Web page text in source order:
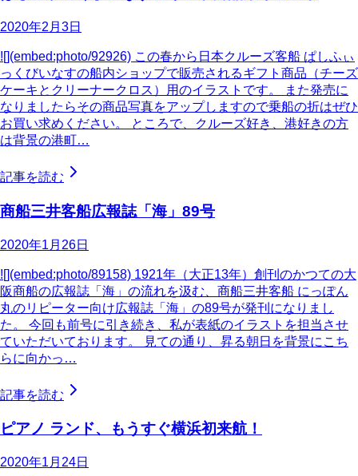
2020年2月3日
![](embed:photo/92926) この春から日本クルーズ客船 ぱしふぃ
っくびいなすの船内ショップで販売されるギフト商品（チーズ
ケーキとクリーナークロス）用のイラストです。 また発売に
なりましたらその商品写真をアップしますので乗船の折はぜひ
お買い求めください。 ところで、クルーズ好き、港好きの方
は背景の港町…
記事を読む
商船三井客船広報誌「海」89号
2020年1月26日
![](embed:photo/89158) 1921年（大正13年）創刊のかつての大
阪商船の広報誌「海」の流れを汲む、商船三井客船 にっぽん
丸のリピーター向け広報誌「海」の89号が発刊になりまし
た。 今回も前号に引き続き、私が表紙のイラストを担当させ
ていただいております。 見ての通り、昇る朝日を背景にこち
らに向かっ…
記事を読む
ピアノ ランド、もうすぐ横浜初来航！
2020年1月24日